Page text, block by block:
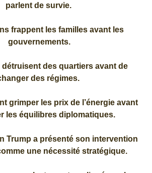
parlent de survie.
frappent les familles avant les
gouvernements.
détruisent des quartiers avant de
des régimes.
grimper les prix de l’énergie avant
les équilibres diplomatiques.
Trump a présenté son intervention
une nécessité stratégique.